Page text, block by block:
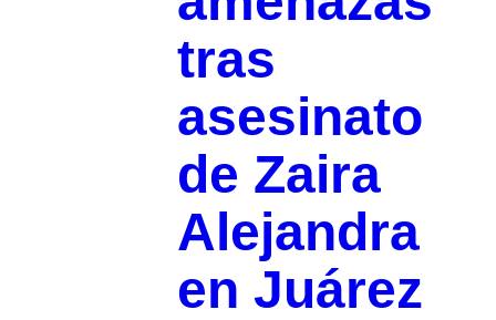
tras
asesinato
de Zaira
Alejandra
en Juárez